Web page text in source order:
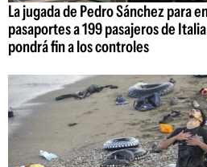
La jugada de Pedro Sánchez para
pasaportes a 199 pasajeros de
pondrá fin a los controles